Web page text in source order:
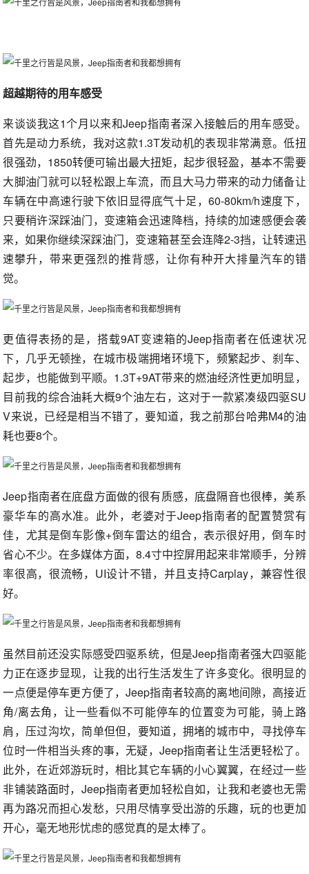
超越期待的用车感受
来谈谈我这1个月以来和Jeep指南者深入接触后的用车感受。
首先是动力系统，我对这款1.3T发动机的表现非常满意。低扭
很强劲，1850转便可输出最大扭矩，起步很轻盈，基本不需要
大脚油门就可以轻松跟上车流，而且大马力带来的动力储备让
车辆在中高速行驶下依旧显得底气十足，60-80km/h速度下，
只要稍许深踩油门，变速箱会迅速降档，持续的加速感便会袭
来，如果你继续深踩油门，变速箱甚至会连降2-3挡，让转速迅
速攀升，带来更强烈的推背感，让你有种开大排量汽车的错
觉。
更值得表扬的是，搭载9AT变速箱的Jeep指南者在低速状况
下，几乎无顿挫，在城市极端拥堵环境下，频繁起步、刹车、
起步，也能做到平顺。1.3T+9AT带来的燃油经济性更加明显，
目前我的综合油耗大概9个油左右，这对于一款紧凑级四驱SU
V来说，已经是相当不错了，要知道，我之前那台哈弗M4的油
耗也要8个。
Jeep指南者在底盘方面做的很有质感，底盘隔音也很棒，美系
豪华车的高水准。此外，老婆对于Jeep指南者的配置赞赏有
佳，尤其是倒车影像+倒车雷达的组合，表示很好用，倒车时
省心不少。在多媒体方面，8.4寸中控屏用起来非常顺手，分辨
率很高，很流畅，UI设计不错，并且支持Carplay，兼容性很
好。
虽然目前还没实际感受四驱系统，但是Jeep指南者强大四驱能
力正在逐步显现，让我的出行生活发生了许多变化。很明显的
一点便是停车更方便了，Jeep指南者较高的离地间隙，高接近
角/离去角，让一些看似不可能停车的位置变为可能，骑上路
肩，压过沟坎，简单但但，要知道，拥堵的城市中，寻找停车
位时一件相当头疼的事，无疑，Jeep指南者让生活更轻松了。
此外，在近郊游玩时，相比其它车辆的小心翼翼，在经过一些
非铺装路面时，Jeep指南者更加轻松自如，让我和老婆也无需
再为路况而担心发愁，只用尽情享受出游的乐趣，玩的也更加
开心，毫无地形忧虑的感觉真的是太棒了。